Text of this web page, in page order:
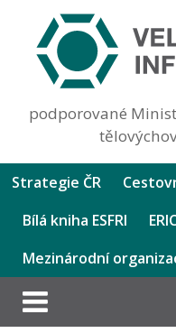
podporované
Strategie ČR
Bílá kniha ESFRI
Mezinárodní